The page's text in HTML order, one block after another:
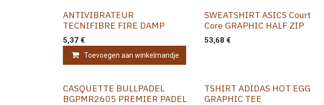
ANTIVIBRATEUR
TECNIFIBRE FIRE DAMP
5,37 €
Toevoegen aan winkelmandje
SWEATSHIRT ASICS Court
Core GRAPHIC HALF ZIP
53,68 €
CASQUETTE BULLPADEL
BGPMR2605 PREMIER PADEL
TSHIRT ADIDAS HOT EGG
GRAPHIC TEE